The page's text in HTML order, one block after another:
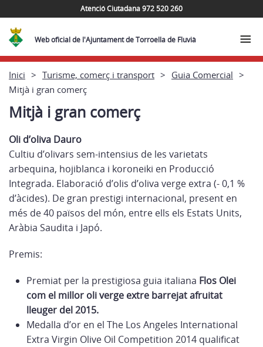
Atenció Ciutadana 972 520 260
Web oficial de l'Ajuntament de Torroella de Fluvià
Inici Turisme, comerç i transport
Guia Comercial
Mitjà i gran comerç
Mitjà i gran comerç
Oli d’oliva Dauro
Cultiu d’olivars sem-intensius de les varietats
arbequina, hojiblanca i koroneiki en Producció
Integrada. Elaboració d’olis d’oliva verge extra (- 0,1 %
d’àcides). De gran prestigi internacional, present en
més de 40 països del món, entre ells els Estats Units,
Aràbia Saudita i Japó.
Premis:
Premiat per la prestigiosa guia italiana Flos Olei
com el millor oli verge extre barrejat afruitat
lleuger del 2015.
Medalla d’or en el The Los Angeles International
Extra Virgin Olive Oil Competition 2014 qualificat